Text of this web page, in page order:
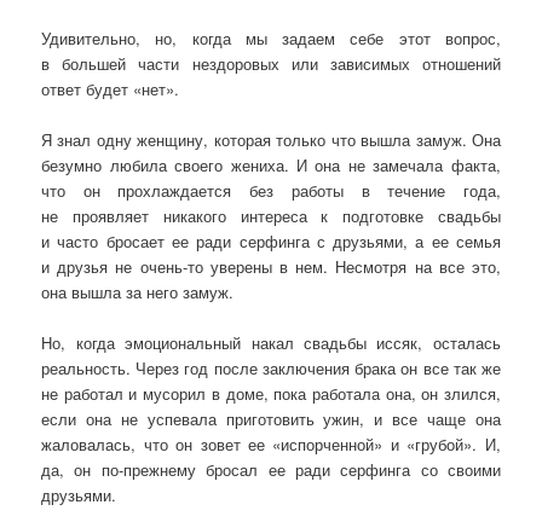
Удивительно, но, когда мы задаем себе этот вопрос,
в большей части нездоровых или зависимых отношений
ответ будет «нет».
Я знал одну женщину, которая только что вышла замуж. Она
безумно любила своего жениха. И она не замечала факта,
что он прохлаждается без работы в течение года,
не проявляет никакого интереса к подготовке свадьбы
и часто бросает ее ради серфинга с друзьями, а ее семья
и друзья не очень-то уверены в нем. Несмотря на все это,
она вышла за него замуж.
Но, когда эмоциональный накал свадьбы иссяк, осталась
реальность. Через год после заключения брака он все так же
не работал и мусорил в доме, пока работала она, он злился,
если она не успевала приготовить ужин, и все чаще она
жаловалась, что он зовет ее «испорченной» и «грубой». И,
да, он по-прежнему бросал ее ради серфинга со своими
друзьями.